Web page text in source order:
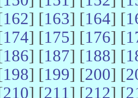
162] [163] [164] [
174] [175] [176] [
186] [187] [188] [
198] [199] [200] [
210] [211] [212] [